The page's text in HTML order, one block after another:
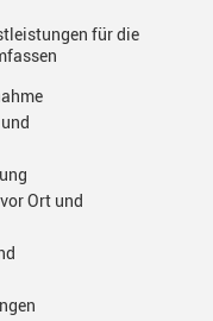
für die
Ort und